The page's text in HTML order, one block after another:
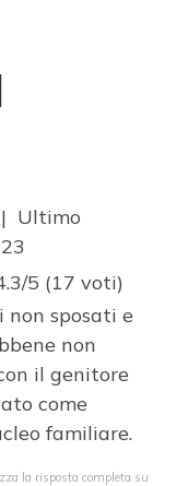
| Ultimo
5 (17 voti)
sposati e
non
il genitore
come
familiare.
la risposta completa su